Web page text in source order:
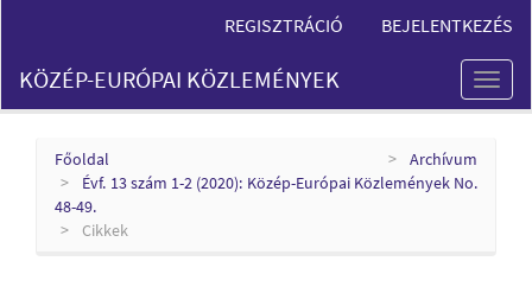
Content
Sidebar
REGISZTRÁCIÓ BEJELENTKEZÉS
Toggle
KÖZÉP-EURÓPAI KÖZLEMÉNYEK
Főoldal
Archívum
Évf. 13 szám 1-2 (2020): Közép-Európai Közlemények No.
48-49.
Cikkek